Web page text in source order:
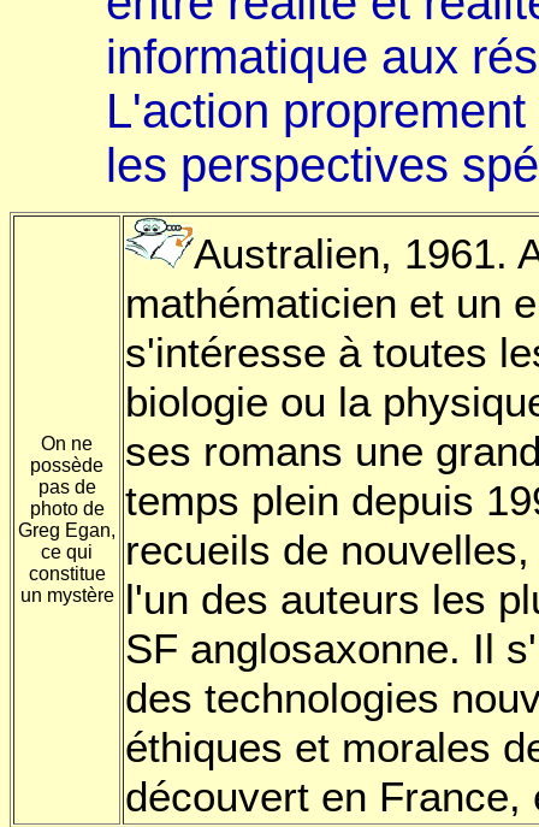
informatique aux
L'action
les perspectives
On ne
possède
pas de
photo de
Greg Egan,
ce qui
constitue
un mystère
Australien, 1961.
mathématicien et un
s'intéresse à toutes
biologie ou la
ses romans une
temps plein depuis
recueils de
l'un des auteurs les
SF anglosaxonne. Il
des technologies
éthiques et morales
découvert en France,